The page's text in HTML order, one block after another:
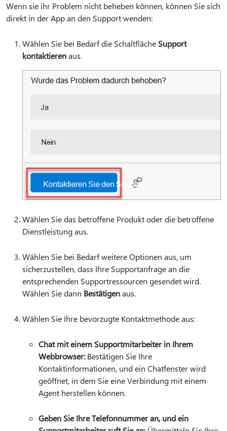
Wenn sie ihr Problem nicht beheben können, können Sie sich
direkt in der App an den Support wenden:
Wählen Sie bei Bedarf die Schaltfläche Support
kontaktierenaus.
Wählen Sie das betroffene Produkt oder die betroffene
Dienstleistung aus.
Wählen Sie bei Bedarf weitere Optionen aus, um
sicherzustellen, dass Ihre Supportanfrage an die
entsprechenden Supportressourcen gesendet wird.
Wählen Sie dann Bestätigenaus.
Wählen Sie Ihre bevorzugte Kontaktmethode aus:
Chat mit einem Supportmitarbeiter in Ihrem
Webbrowser:Bestätigen Sie Ihre
Kontaktinformationen, und ein Chatfenster wird
geöffnet, in dem Sie eine Verbindung mit einem
Agent herstellen können.
Geben Sie Ihre Telefonnummer an, und ein